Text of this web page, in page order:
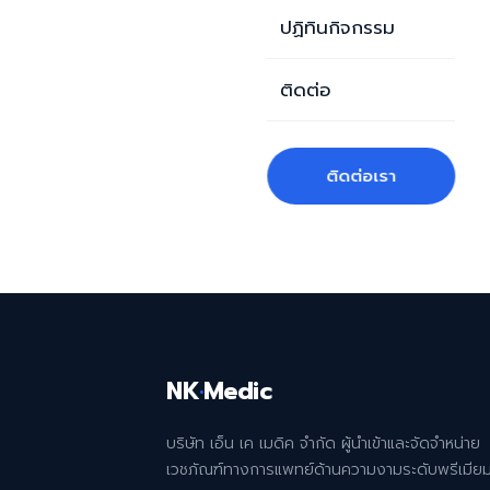
ปฏิทินกิจกรรม
ติดต่อ
ติดต่อเรา
NK·Medic
บริษัท เอ็น เค เมดิค จำกัด ผู้นำเข้าและจัดจำหน่าย
เวชภัณฑ์ทางการแพทย์ด้านความงามระดับพรีเมียม